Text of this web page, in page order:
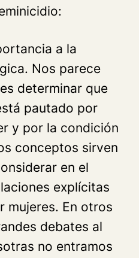
a la
Nos parece
determinar que
pautado por
y por la condición
conceptos sirven
en el
explícitas
mujeres. En otros
debates al
no entramos